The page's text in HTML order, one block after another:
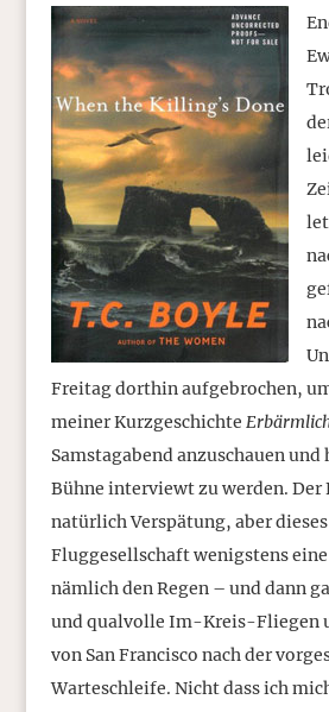
Freitag dorthin aufgebrochen,
meiner Kurzgeschichte
Samstagabend anzuschauen
Bühne interviewt zu werden. Der
natürlich Verspätung, aber
Fluggesellschaft wenigstens
nämlich den Regen – und dann
und qualvolle Im-Kreis-Fliegen
von San Francisco nach der
Warteschleife. Nicht dass ich